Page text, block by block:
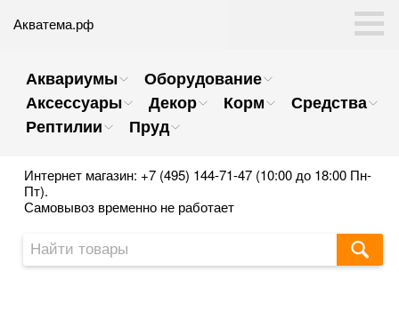
Акватема.рф
Аквариумы
Оборудование
Аксессуары
Декор Корм
Средства
Рептилии
Пруд
Интернет магазин: +7 (495) 144-71-47 (10:00 до 18:00 Пн-
Пт).
Самовывоз временно не работает